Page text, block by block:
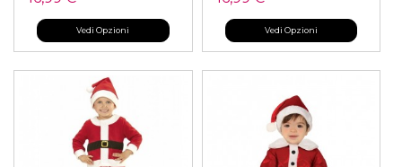
Vedi Opzioni Vedi Opzioni